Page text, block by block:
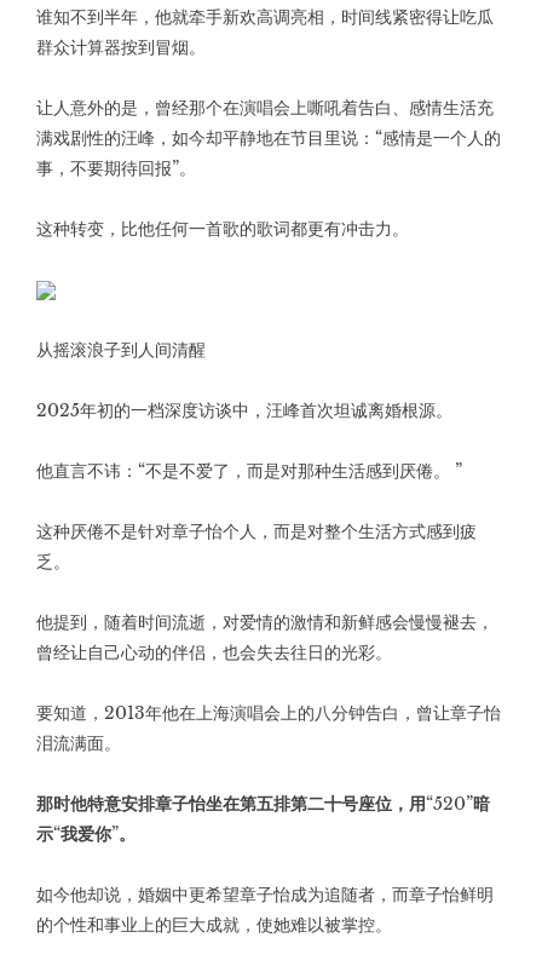
谁知不到半年，他就牵手新欢高调亮相，时间线紧密得让吃瓜
群众计算器按到冒烟。
让人意外的是，曾经那个在演唱会上嘶吼着告白、感情生活充
满戏剧性的汪峰，如今却平静地在节目里说：“感情是一个人的
事，不要期待回报”。
这种转变，比他任何一首歌的歌词都更有冲击力。
从摇滚浪子到人间清醒
2025年初的一档深度访谈中，汪峰首次坦诚离婚根源。
他直言不讳：“不是不爱了，而是对那种生活感到厌倦。 ”
这种厌倦不是针对章子怡个人，而是对整个生活方式感到疲
乏。
他提到，随着时间流逝，对爱情的激情和新鲜感会慢慢褪去，
曾经让自己心动的伴侣，也会失去往日的光彩。
要知道，2013年他在上海演唱会上的八分钟告白，曾让章子怡
泪流满面。
那时他特意安排章子怡坐在第五排第二十号座位，用“520”暗
示“我爱你”。
如今他却说，婚姻中更希望章子怡成为追随者，而章子怡鲜明
的个性和事业上的巨大成就，使她难以被掌控。